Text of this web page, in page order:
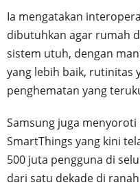
Ia mengatakan
dibutuhkan agar rumah
sistem utuh, dengan
yang lebih baik, rutinitas
penghematan yang
Samsung juga
SmartThings yang kini
500 juta pengguna di
dari satu dekade di